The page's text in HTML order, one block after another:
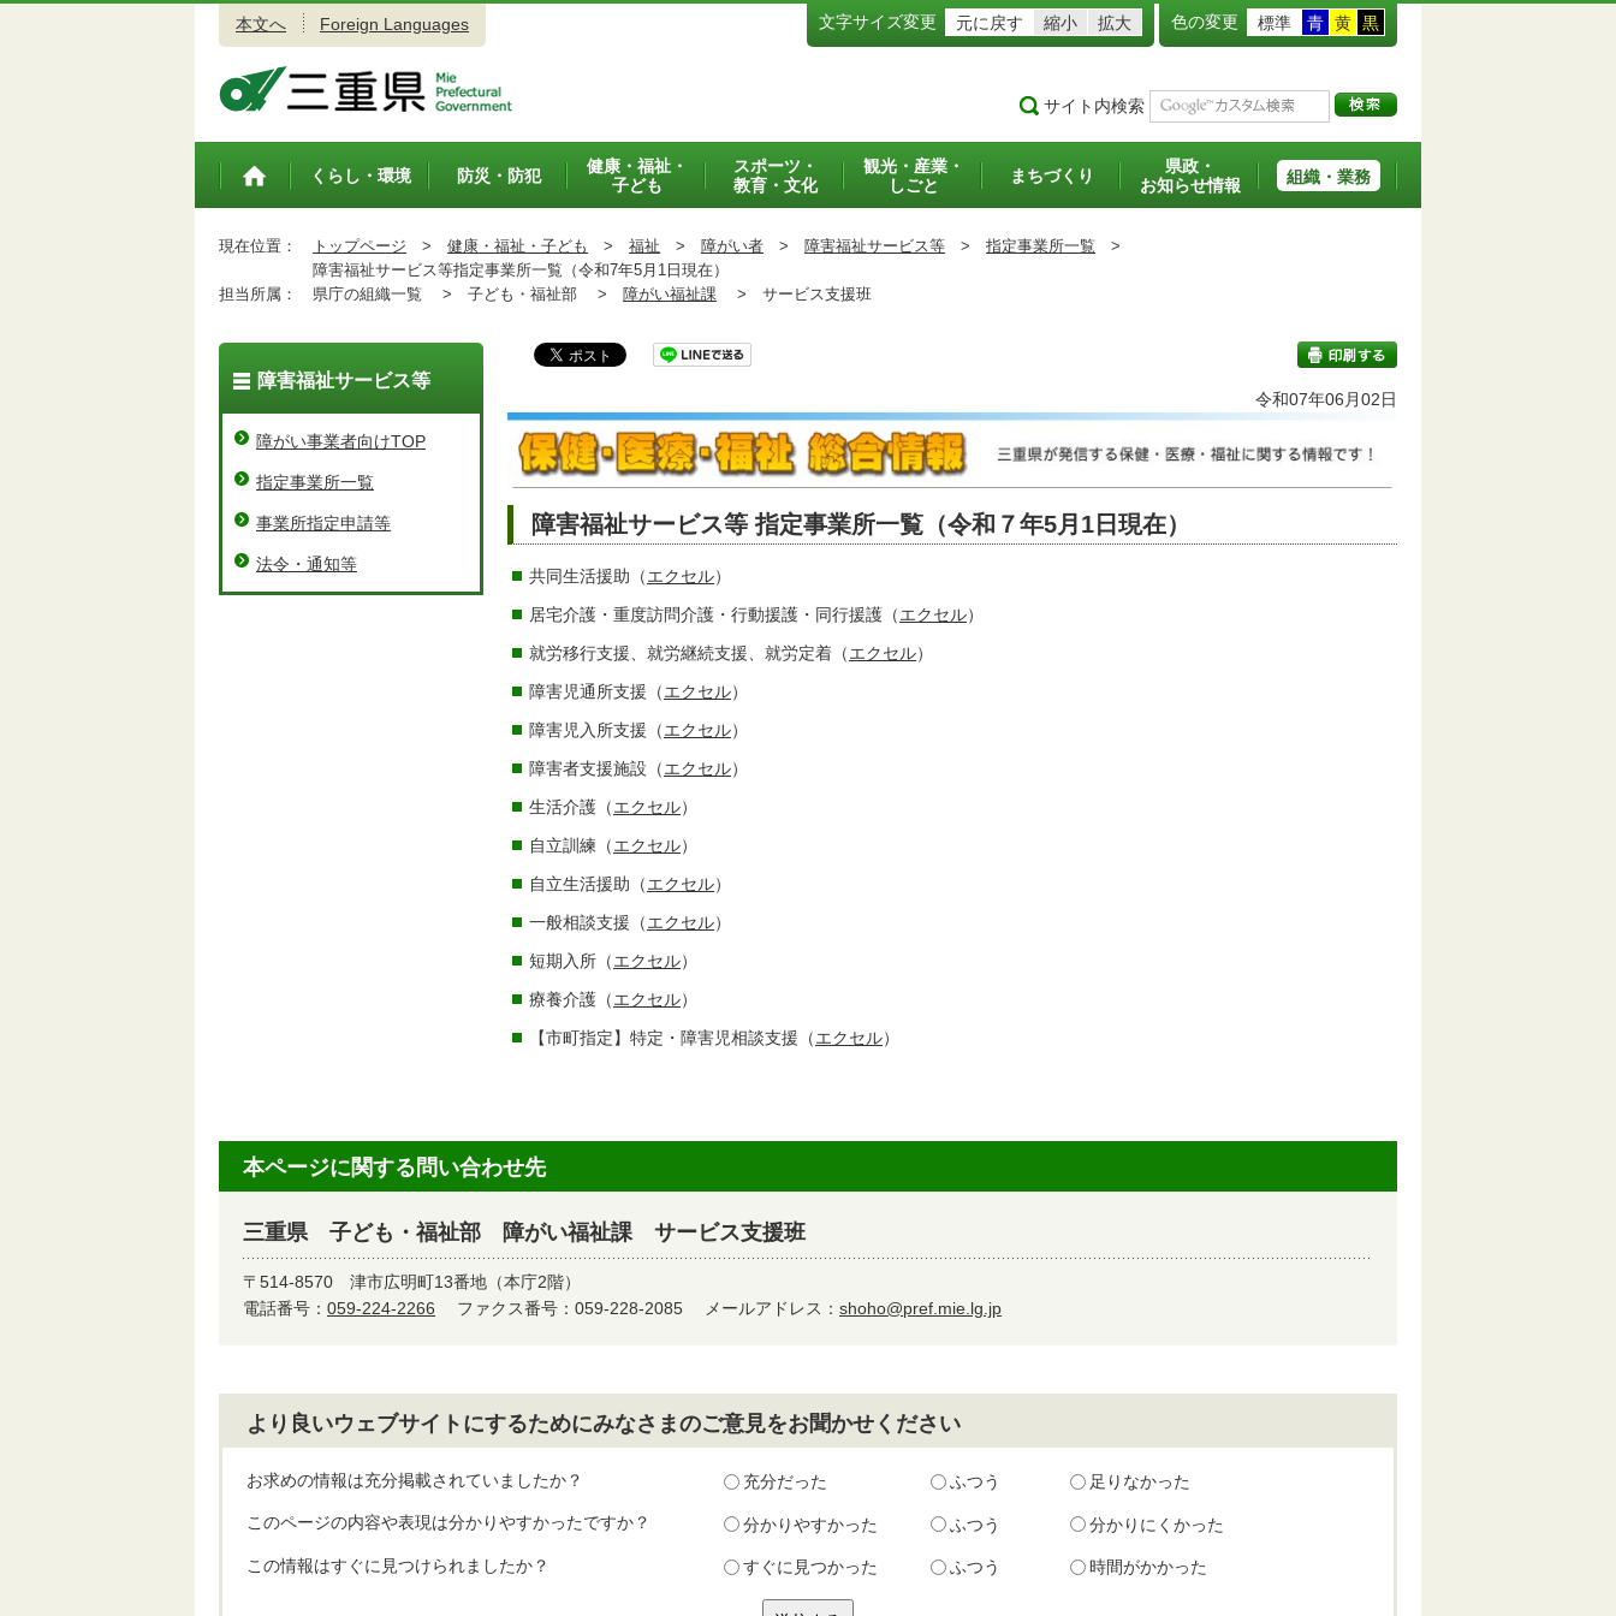
本文へ Foreign Languages 文字サイズ変更 元に戻す 縮小 拡大 色の変更 標準 青 黄 黒
サイト内検索
トップペ
くらし・環境 防災・防犯
健康・福祉・
子ども
スポーツ・
教育・文化
観光・産業・
しごと
まちづくり
県政・
お知らせ情報
組織・業務
現在位置： トップページ > 健康・福祉・子ども > 福祉 > 障がい者 > 障害福祉サービス等 > 指定事業所一覧 >
障害福祉サービス等指定事業所一覧（令和7年5月1日現在）
担当所属：
県庁の組織一覧 > 子ども・福祉部 > 障がい福祉課 > サービス支援班
印刷する
令和07年06月02日
障害福祉サービス等 指定事業所一覧（令和７年5月1日現在）
共同生活援助（エクセル）
居宅介護・重度訪問介護・行動援護・同行援護（エクセル）
就労移行支援、就労継続支援、就労定着（エクセル）
障害児通所支援（エクセル）
障害児入所支援（エクセル）
障害者支援施設（エクセル）
生活介護（エクセル）
自立訓練（エクセル）
自立生活援助（エクセル）
一般相談支援（エクセル）
短期入所（エクセル）
療養介護（エクセル）
【市町指定】特定・障害児相談支援（エクセル）
障害福祉サービス等
障がい事業者向けTOP
指定事業所一覧
事業所指定申請等
法令・通知等
本ページに関する問い合わせ先
三重県 子ども・福祉部 障がい福祉課 サービス支援班
〒514-8570 津市広明町13番地（本庁2階）
電話番号： 059-224-2266 ファクス番号：059-228-2085 メールアドレス： shoho@pref.mie.lg.jp
より良いウェブサイトにするためにみなさまのご意見をお聞かせください
お求めの情報は充分掲載されていましたか？ 充分だった ふつう 足りなかった
このページの内容や表現は分かりやすかったですか？ 分かりやすかった ふつう 分かりにくかった
この情報はすぐに見つけられましたか？ すぐに見つかった ふつう 時間がかかった